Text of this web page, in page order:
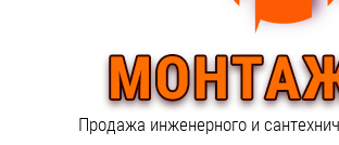
Продажа инженерного и